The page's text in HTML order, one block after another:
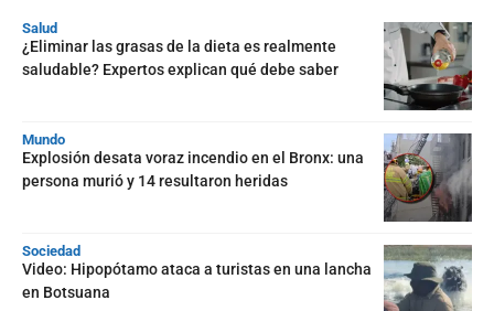
Salud
¿Eliminar las grasas de la dieta es realmente
saludable? Expertos explican qué debe saber
Mundo
Explosión desata voraz incendio en el Bronx: una
persona murió y 14 resultaron heridas
Sociedad
Video: Hipopótamo ataca a turistas en una lancha
en Botsuana